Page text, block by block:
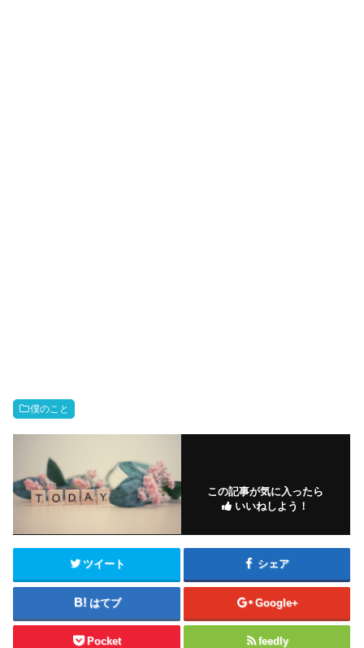
僕のこと
この記事が気に入ったら
いいねしよう！
ツイート シェア
はてブ Google+
Pocket feedly